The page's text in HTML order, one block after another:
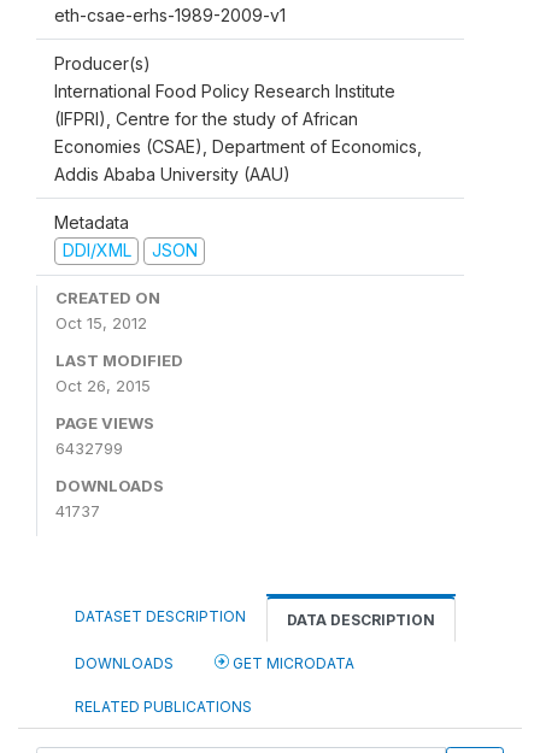
eth-csae-erhs-1989-2009-v1
Producer(s)
International Food Policy Research Institute
(IFPRI), Centre for the study of African
Economies (CSAE), Department of Economics,
Addis Ababa University (AAU)
Metadata
DDI/XML
JSON
CREATED ON
Oct 15, 2012
LAST MODIFIED
Oct 26, 2015
PAGE VIEWS
6432799
DOWNLOADS
41737
DATASET DESCRIPTION DATA DESCRIPTION
DOWNLOADS GET MICRODATA
RELATED PUBLICATIONS